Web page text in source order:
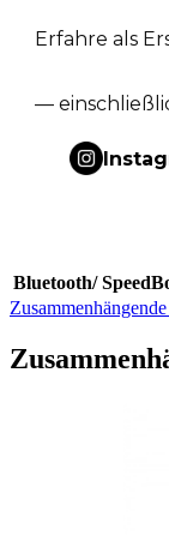
Erfahre als
—
Bluetooth/